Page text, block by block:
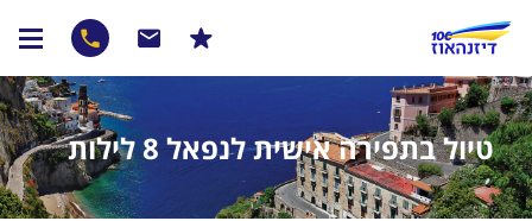
טיול בתפירה אישית לנפאל 8 לילות